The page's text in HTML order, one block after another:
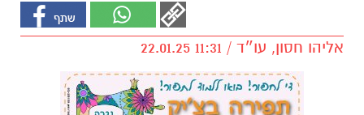
אליהו חסון, עו״ד / 11:31 22.01.25